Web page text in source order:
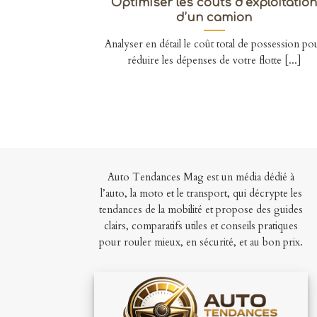
d’un camion
Analyser en détail le coût total de possession
réduire les dépenses de votre flotte [...]
Auto Tendances Mag est un média dédié à
l’auto, la moto et le transport, qui décrypte les
tendances de la mobilité et propose des guides
clairs, comparatifs utiles et conseils pratiques
pour rouler mieux, en sécurité, et au bon prix.